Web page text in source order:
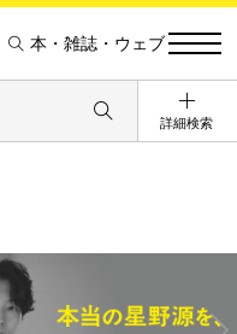
本・雑誌・ウェブ
詳細検索